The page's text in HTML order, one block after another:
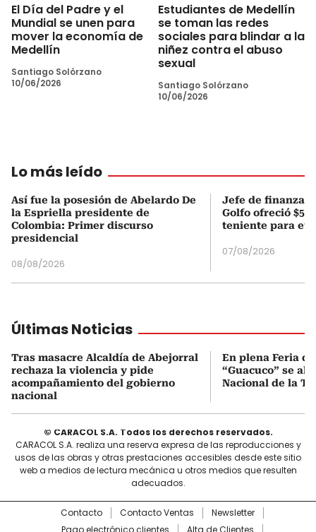
El Día del Padre y el
Mundial se unen para
mover la economía de
Medellín
Santiago Solórzano
10/06/2026
Estudiantes de Medellín
se toman las redes
sociales para blindar a la
niñez contra el abuso
sexual
Santiago Solórzano
10/06/2026
Lo más leído
Así fue la posesión de Abelardo De
la Espriella presidente de
Colombia: Primer discurso
presidencial
08/08/2026
Jefe de finanzas
Golfo ofreció
teniente para
07/08/2026
Últimas Noticias
Tras masacre Alcaldía de Abejorral
rechaza la violencia y pide
acompañamiento del gobierno
nacional
En plena Feria
“Guacuco” se
Nacional de la
© CARACOL S.A. Todos los derechos reservados.
CARACOL S.A. realiza una reserva expresa de las reproducciones y
usos de las obras y otras prestaciones accesibles desde este sitio
web a medios de lectura mecánica u otros medios que resulten
adecuados.
Contacto Contacto Ventas
Newsletter
Pago electrónico clientes
Alta de Clientes